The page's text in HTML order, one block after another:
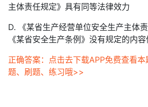
主体责任规定》具有同等法律效力
D. 《某省生产经营单位安全生产主体
《某省安全生产条例》没有规定的内
正确答案：点击去下载APP免费查看
题、刷题、练习哦>>